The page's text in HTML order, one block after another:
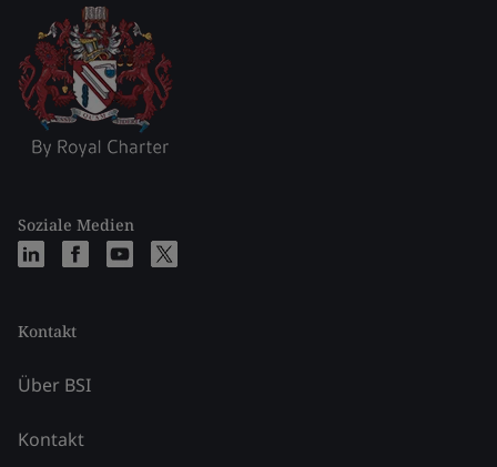
Soziale Medien
Kontakt
Über BSI
Kontakt